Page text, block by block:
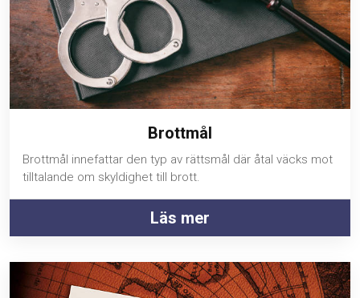
Brottmål
Brottmål innefattar den typ av rättsmål där åtal väcks mot
tilltalande om skyldighet till brott.
Läs mer